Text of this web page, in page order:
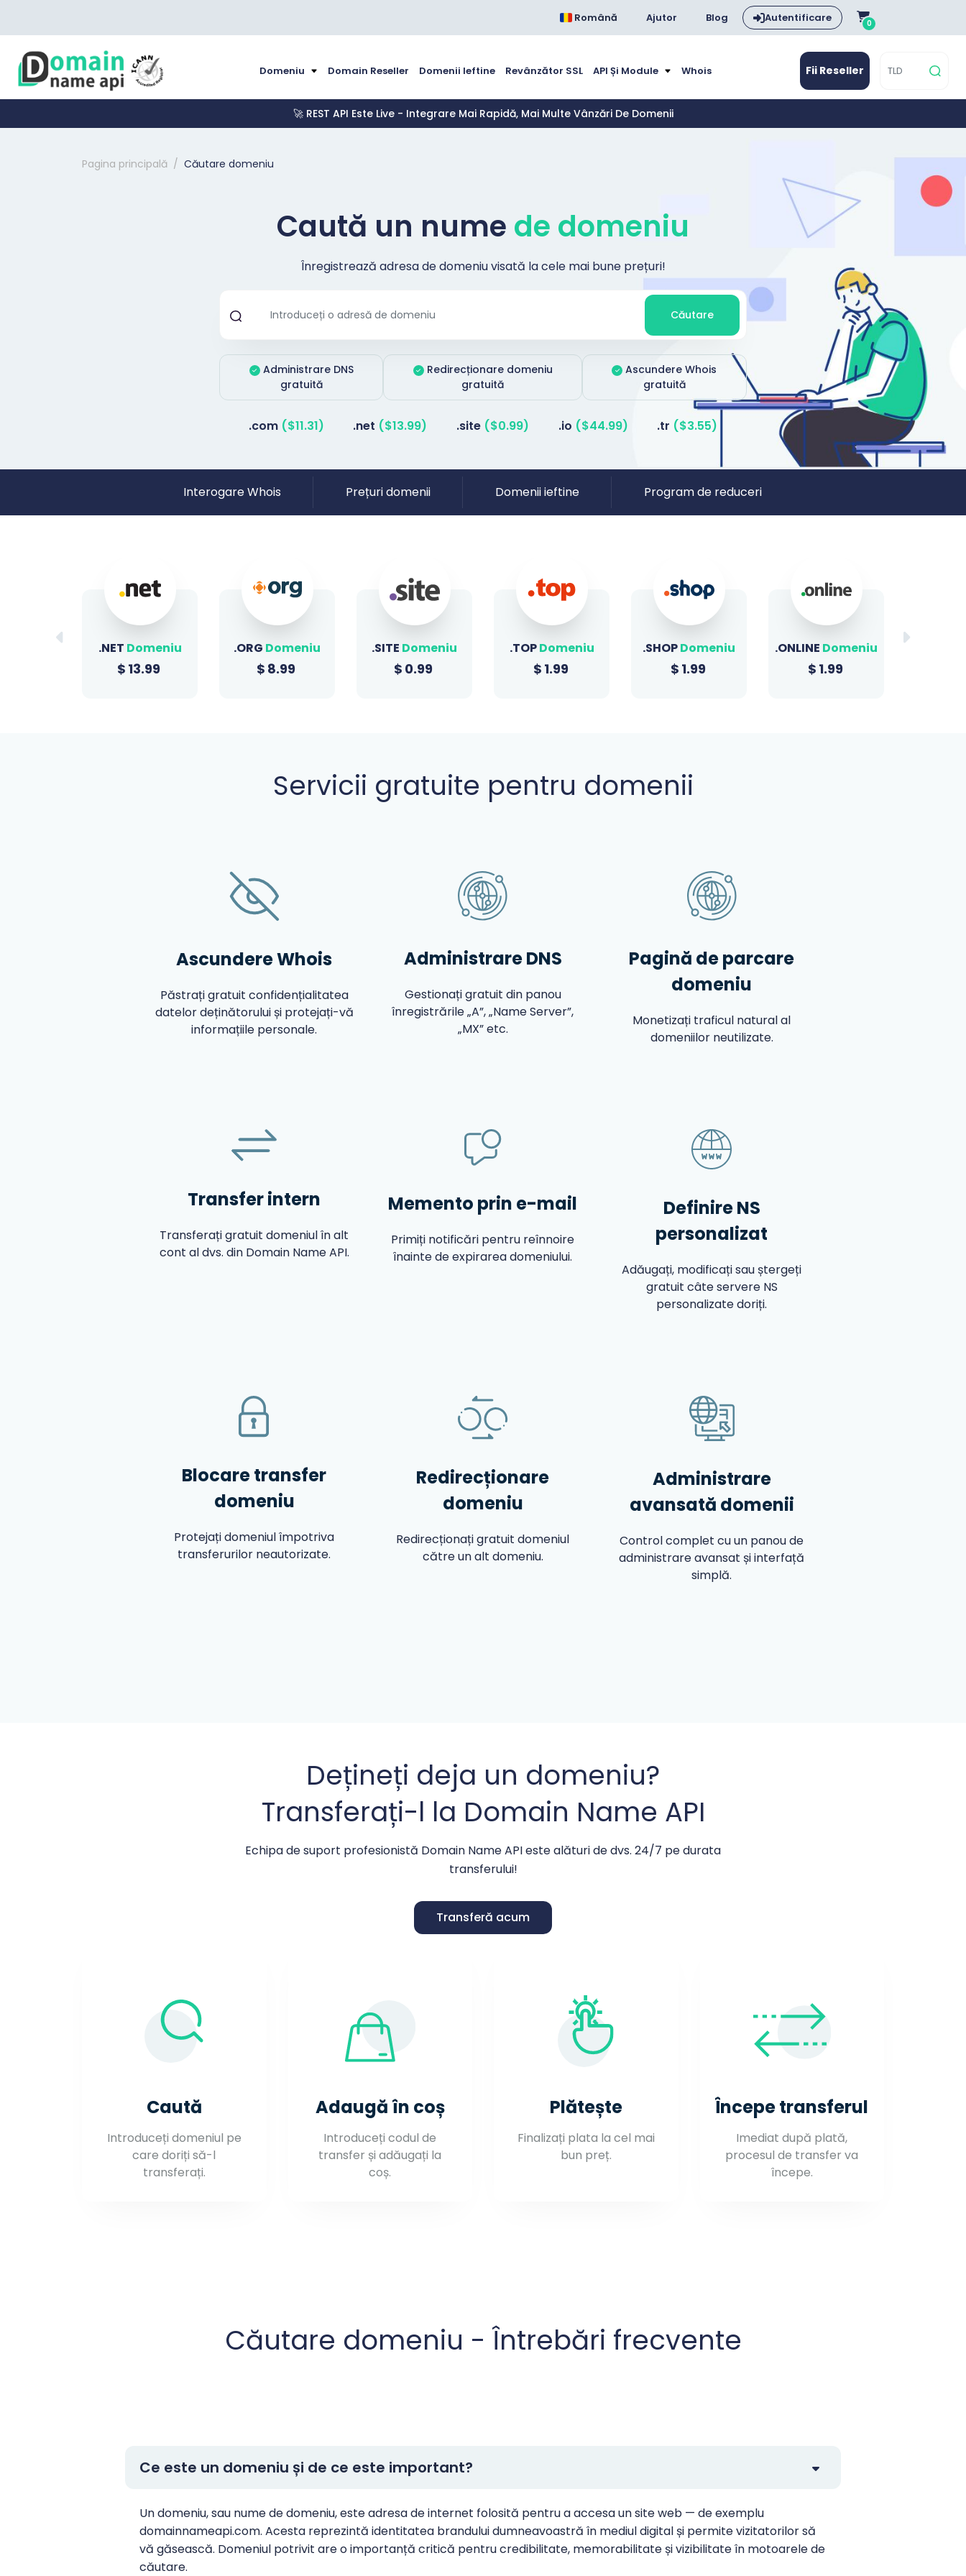
Română Ajutor Blog Autentificare 0
Domeniu Domain Reseller Domenii Ieftine Revânzător SSL API Și Module Whois Fii Reseller
🚀 REST API Este Live - Integrare Mai Rapidă, Mai Multe Vânzări De Domenii
Pagina principală Căutare domeniu
Caută un nume de domeniu
Înregistrează adresa de domeniu visată la cele mai bune prețuri!
Căutare
Administrare DNS
gratuită
Redirecționare domeniu
gratuită
Ascundere Whois
gratuită
.com ($11.31) .net ($13.99) .site ($0.99) .io ($44.99) .tr ($3.55)
Interogare Whois Prețuri domenii Domenii ieftine Program de reduceri
.ORGDomeniu
$ 8.99
.SITE Domeniu
$ 0.99
.TOP Domeniu
$ 1.99
.SHOPDomeniu
$ 1.99
.ONLINEDomeniu
$ 1.99
.BIZDomeniu
$23.39
Servicii gratuite pentru domenii
Ascundere Whois
Păstrați gratuit confidențialitatea
datelor deținătorului și protejați-vă
informațiile personale.
Administrare DNS
Gestionați gratuit din panou
înregistrările „A”, „Name Server”,
„MX” etc.
Pagină de parcare
domeniu
Monetizați traficul natural al
domeniilor neutilizate.
Transfer intern
Transferați gratuit domeniul în alt
cont al dvs. din Domain Name API.
Memento prin e-mail
Primiți notificări pentru reînnoire
înainte de expirarea domeniului.
Definire NS
personalizat
Adăugați, modificați sau ștergeți
gratuit câte servere NS
personalizate doriți.
Blocare transfer
domeniu
Protejați domeniul împotriva
transferurilor neautorizate.
Redirecționare
domeniu
Redirecționați gratuit domeniul
către un alt domeniu.
Administrare
avansată domenii
Control complet cu un panou de
administrare avansat și interfață
simplă.
Dețineți deja un domeniu?
Transferați-l la Domain Name API
Echipa de suport profesionistă Domain Name API este alături de dvs. 24/7 pe durata
transferului!
Transferă acum
Caută
Introduceți domeniul pe
care doriți să-l
transferați.
Adaugă în coș
Introduceți codul de
transfer și adăugați la
coș.
Plătește
Finalizați plata la cel mai
bun preț.
Începe transferul
Imediat după plată,
procesul de transfer va
începe.
Căutare domeniu - Întrebări frecvente
Ce este un domeniu și de ce este important?
Un domeniu, sau nume de domeniu, este adresa de internet folosită pentru a accesa un site web — de exemplu
domainnameapi.com. Acesta reprezintă identitatea brandului dumneavoastră în mediul digital și permite vizitatorilor să
vă găsească. Domeniul potrivit are o importanță critică pentru credibilitate, memorabilitate și vizibilitate în motoarele de
căutare.